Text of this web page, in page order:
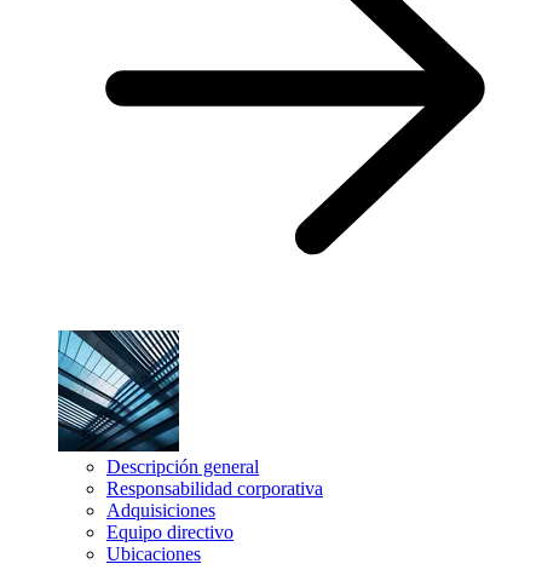
Descripción general
Responsabilidad corporativa
Adquisiciones
Equipo directivo
Ubicaciones